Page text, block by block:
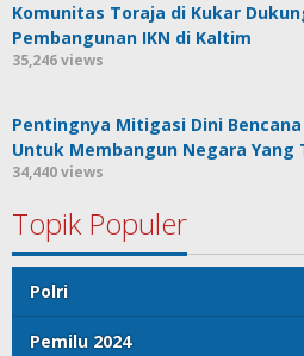
Komunitas Toraja di Kukar
Pembangunan IKN di Kaltim
35,246 views
Pentingnya Mitigasi Dini
Untuk Membangun Negara Yang
34,440 views
Topik Populer
Polri
Pemilu 2024